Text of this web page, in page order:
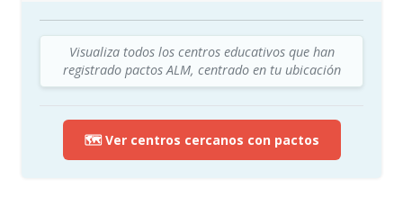
Visualiza todos los centros educativos que han
registrado pactos ALM, centrado en tu ubicación
🗺️ Ver centros cercanos con pactos